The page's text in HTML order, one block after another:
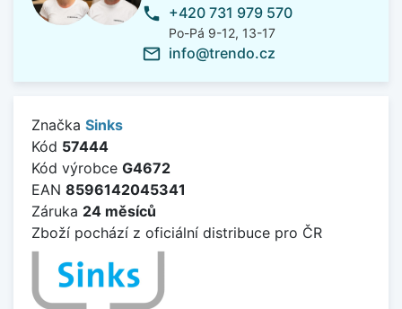
phone +420 731 979 570
Po-Pá 9-12, 13-17
mail_outline info@trendo.cz
Značka Sinks
Kód 57444
Kód výrobce G4672
EAN 8596142045341
Záruka 24 měsíců
Zboží pochází z oficiální distribuce pro ČR